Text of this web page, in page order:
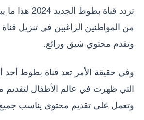
تردد قناة بطوط
من المواطنين الراغبين في تنزيل
وتقدم محتوي شيق ورائع.
وفي حقيقة الأمر تعد قناة بطوط أحد
التي ظهرت في عالم الأطفال
وتعمل على تقديم محتوى يناسب